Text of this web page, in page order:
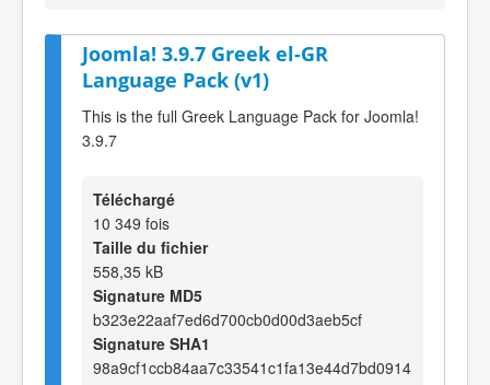
Joomla! 3.9.7 Greek el-GR
Language Pack (v1)
This is the full Greek Language Pack for Joomla!
3.9.7
Téléchargé
10 349 fois
Taille du fichier
558,35 kB
Signature MD5
b323e22aaf7ed6d700cb0d00d3aeb5cf
Signature SHA1
98a9cf1ccb84aa7c33541c1fa13e44d7bd0914